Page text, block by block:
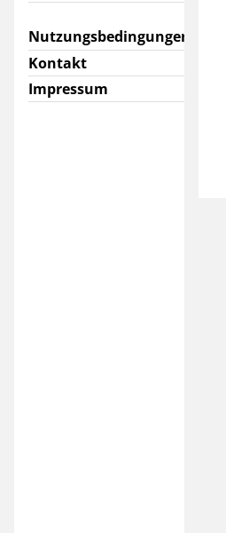
Nutzungsbedingungen
Kontakt
Impressum